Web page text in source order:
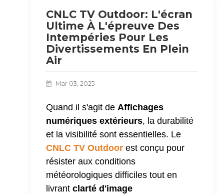
CNLC TV Outdoor: L'écran
Ultime À L'épreuve Des
Intempéries Pour Les
Divertissements En Plein
Air
Mar 03, 2025
Quand il s'agit de Affichages
numériques extérieurs, la durabilité
et la visibilité sont essentielles. Le
CNLC TV Outdoor est conçu pour
résister aux conditions
météorologiques difficiles tout en
livrantclarté d'image